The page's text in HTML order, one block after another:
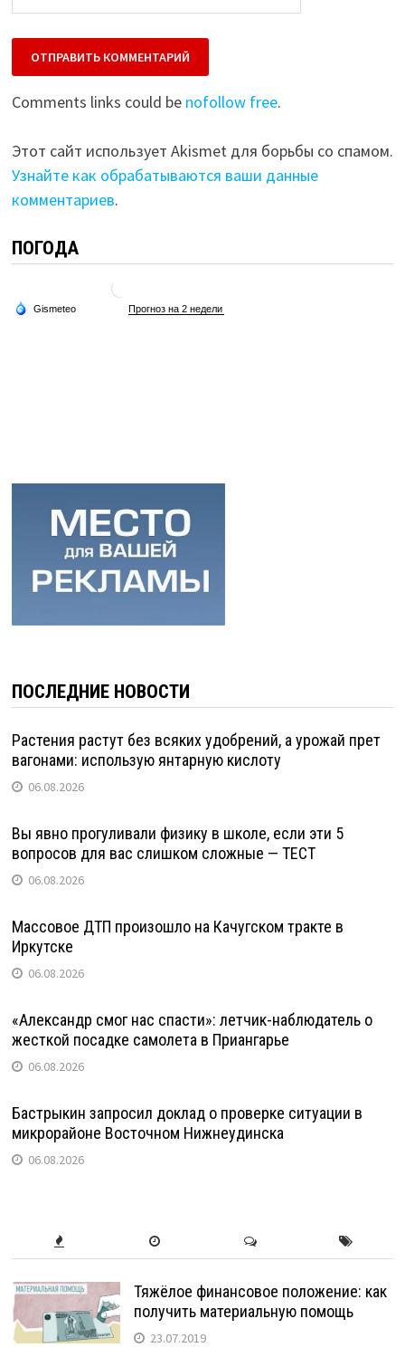
Comments links could be nofollow free.
Этот сайт использует Akismet для борьбы со спамом.
Узнайте как обрабатываются ваши данные
комментариев.
ПОГОДА
ПОСЛЕДНИЕ НОВОСТИ
Растения растут без всяких удобрений, а урожай прет
вагонами: использую янтарную кислоту
06.08.2026
Вы явно прогуливали физику в школе, если эти 5
вопросов для вас слишком сложные — ТЕСТ
06.08.2026
Массовое ДТП произошло на Качугском тракте в
Иркутске
06.08.2026
«Александр смог нас спасти»: летчик-наблюдатель о
жесткой посадке самолета в Приангарье
06.08.2026
Бастрыкин запросил доклад о проверке ситуации в
микрорайоне Восточном Нижнеудинска
06.08.2026
Тяжёлое финансовое положение: как
получить материальную помощь
23.07.2019